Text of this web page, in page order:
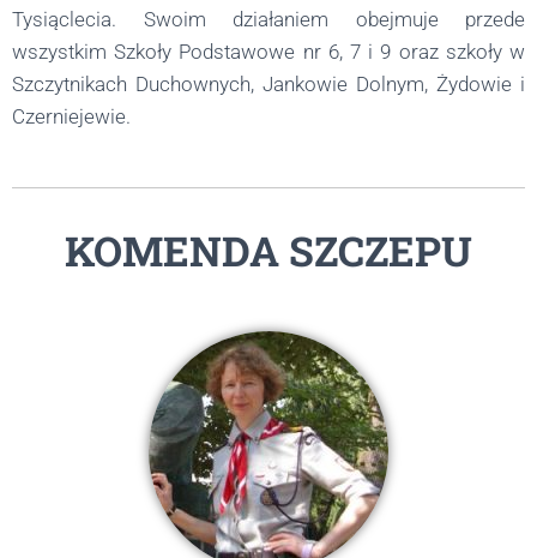
Tysiąclecia. Swoim działaniem obejmuje przede
wszystkim Szkoły Podstawowe nr 6, 7 i 9 oraz szkoły w
Szczytnikach Duchownych, Jankowie Dolnym, Żydowie i
Czerniejewie.
KOMENDA SZCZEPU